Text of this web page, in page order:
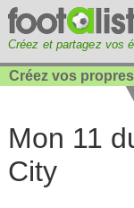
Créez et partagez vos
Créez vos
Mon 11
City